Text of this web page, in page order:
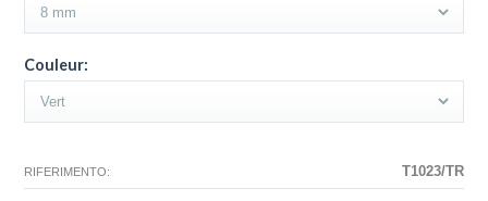
Couleur:
RIFERIMENTO: T1023/TR